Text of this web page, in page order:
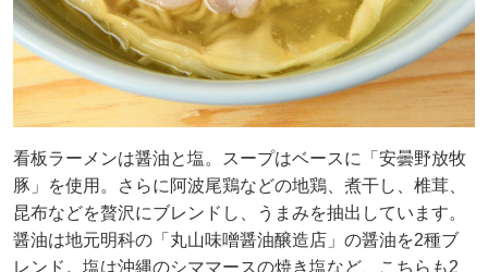
看板ラーメンは醤油と塩。スープはベースに「安曇野放牧
豚」を使用。さらに阿波尾鶏などの地鶏、煮干し、椎茸、
昆布などを贅沢にブレンドし、うまみを抽出しています。
醤油は地元明科の「丸山味噌醤油醸造店」の醤油を2種ブ
レンド。塩は沖縄のシママースの焼き塩など、こちらも2